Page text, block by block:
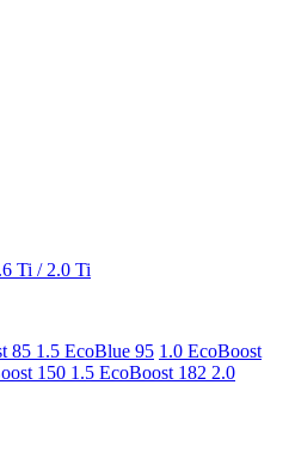
Ti / 2.0 Ti
85 1.5 EcoBlue 95 1.0 EcoBoost
150 1.5 EcoBoost 182 2.0